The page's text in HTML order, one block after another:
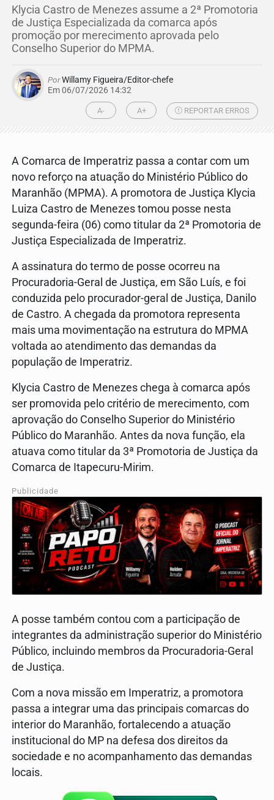
Klycia Castro de Menezes assume a 2ª Promotoria
de Justiça Especializada da comarca após
promoção por merecimento aprovada pelo
Conselho Superior do MPMA.
PorWillamy Figueira/Editor-chefe
Em 06/07/2026 14:32
A- A+ REPORTAR ERROS
A Comarca de Imperatriz passa a contar com um
novo reforço na atuação do Ministério Público do
Maranhão (MPMA). A promotora de Justiça Klycia
Luiza Castro de Menezes tomou posse nesta
segunda-feira (06) como titular da 2ª Promotoria de
Justiça Especializada de Imperatriz.
A assinatura do termo de posse ocorreu na
Procuradoria-Geral de Justiça, em São Luís, e foi
conduzida pelo procurador-geral de Justiça, Danilo
de Castro. A chegada da promotora representa
mais uma movimentação na estrutura do MPMA
voltada ao atendimento das demandas da
população de Imperatriz.
Klycia Castro de Menezes chega à comarca após
ser promovida pelo critério de merecimento, com
aprovação do Conselho Superior do Ministério
Público do Maranhão. Antes da nova função, ela
atuava como titular da 3ª Promotoria de Justiça da
Comarca de Itapecuru-Mirim.
Publicidade
A posse também contou com a participação de
integrantes da administração superior do Ministério
Público, incluindo membros da Procuradoria-Geral
de Justiça.
Com a nova missão em Imperatriz, a promotora
passa a integrar uma das principais comarcas do
interior do Maranhão, fortalecendo a atuação
institucional do MP na defesa dos direitos da
sociedade e no acompanhamento das demandas
locais.